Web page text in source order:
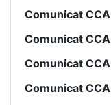
Comunicat CCA
Comunicat CCA
Comunicat CCA
Comunicat CCA